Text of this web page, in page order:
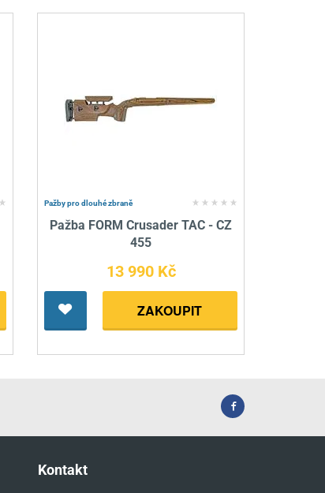
Pažby pro dlouhé zbraně
Pažba FORM Crusader TAC - CZ
455
13 990 Kč
ZAKOUPIT
Kontakt